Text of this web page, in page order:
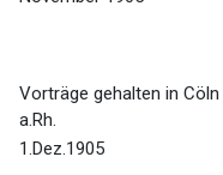
Vorträge gehalten in Cöln
a.Rh.
1.Dez.1905